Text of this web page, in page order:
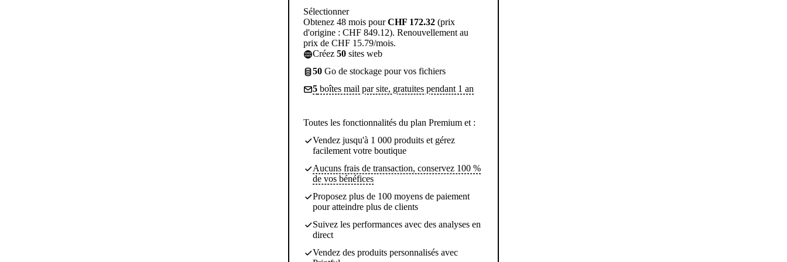
Sélectionner
Obtenez 48 mois pourCHF 172.32 (prix
d'origine : CHF 849.12). Renouvellement au
prix de CHF 15.79/mois.
Créez 50 sites web
50 Go de stockage pour vos fichiers
5 boîtes mail par site, gratuites pendant 1 an
Toutes les fonctionnalités du plan Premium et :
Vendez jusqu'à 1 000 produits et gérez
facilement votre boutique
Aucuns frais de transaction, conservez 100 %
de vos bénéfices
Proposez plus de 100 moyens de paiement
pour atteindre plus de clients
Suivez les performances avec des analyses en
direct
Vendez des produits personnalisés avec